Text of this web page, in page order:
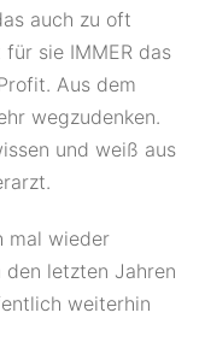
auch zu oft
sie IMMER das
Aus dem
wegzudenken.
und weiß aus
mal wieder
den letzten Jahren
weiterhin